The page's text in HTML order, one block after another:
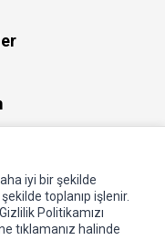
iyi bir şekilde
toplanıp işlenir.
Politikamızı
tıklamanız halinde